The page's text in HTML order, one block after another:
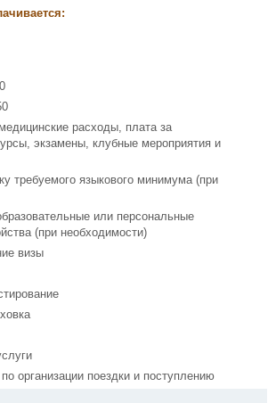
расходы, плата за
экзамены, клубные мероприятия и
требуемого языкового минимума (при
или персональные
(при необходимости)
визы
организации поездки и поступлению